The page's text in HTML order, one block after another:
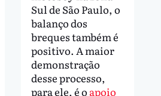
Sul de São Paulo, o
balanço dos
breques também é
positivo. A maior
demonstração
desse processo,
para ele, é o apoio